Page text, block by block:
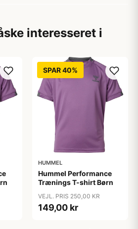
interesseret i
SPAR 40%
HUMMEL
Hummel Performance
Trænings T-shirt Børn
VEJL. PRIS 250,00 KR
149,00 kr